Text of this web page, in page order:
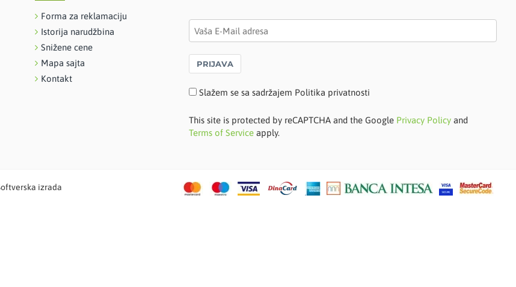
Forma za reklamaciju
Istorija narudžbina
Snižene cene
Mapa sajta
Kontakt
PRIJAVA
Slažem se sa sadržajem Politika privatnosti
This site is protected by reCAPTCHA and the Google Privacy Policy and
Terms of Service apply.
izrada